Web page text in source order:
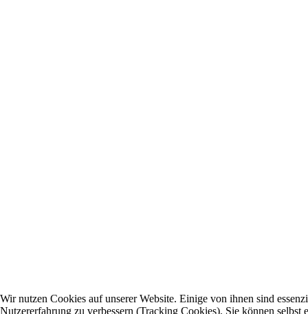
Wir nutzen Cookies auf unserer Website. Einige von ihnen sind
Nutzererfahrung zu verbessern (Tracking Cookies). Sie können selbst